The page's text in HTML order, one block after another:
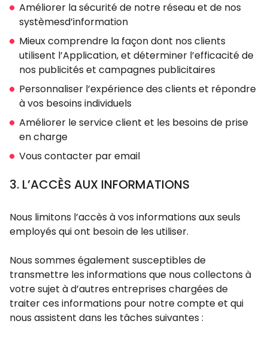
Améliorer la sécurité de notre réseau et de nos
systèmesd’information
Mieux comprendre la façon dont nos clients
utilisent l’Application, et déterminer l’efficacité de
nos publicités et campagnes publicitaires
Personnaliser l’expérience des clients et répondre
à vos besoins individuels
Améliorer le service client et les besoins de prise
en charge
Vous contacter par email
3. L’ACCÈS AUX INFORMATIONS
Nous limitons l’accès à vos informations aux seuls
employés qui ont besoin de les utiliser.
Nous sommes également susceptibles de
transmettre les informations que nous collectons à
votre sujet à d’autres entreprises chargées de
traiter ces informations pour notre compte et qui
nous assistent dans les tâches suivantes :